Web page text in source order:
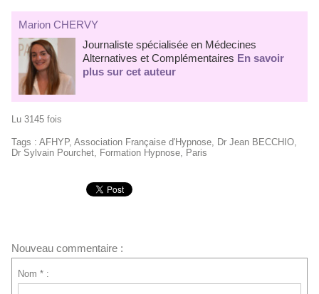
Marion CHERVY
Journaliste spécialisée en Médecines
Alternatives et Complémentaires En savoir
plus sur cet auteur
Lu 3145 fois
Tags : AFHYP, Association Française d'Hypnose, Dr Jean BECCHIO,
Dr Sylvain Pourchet, Formation Hypnose, Paris
Nouveau commentaire :
Nom * :